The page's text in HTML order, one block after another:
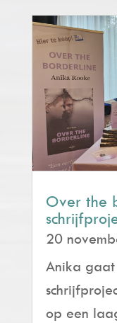
Over the
20
Anika gaat
op een